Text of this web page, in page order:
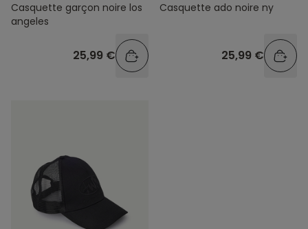
Casquette garçon noire los
angeles
25,99 €
Casquette ado noire ny
25,99 €